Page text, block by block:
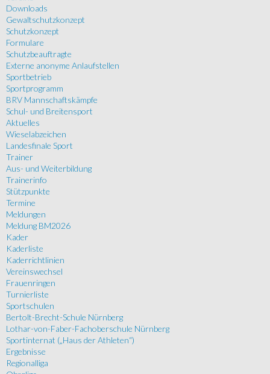
Downloads
Gewaltschutzkonzept
Schutzkonzept
Formulare
Schutzbeauftragte
Externe anonyme Anlaufstellen
Sportbetrieb
Sportprogramm
BRV Mannschaftskämpfe
Schul- und Breitensport
Aktuelles
Wieselabzeichen
Landesfinale Sport
Trainer
Aus- und Weiterbildung
Trainerinfo
Stützpunkte
Termine
Meldungen
Meldung BM2026
Kader
Kaderliste
Kaderrichtlinien
Vereinswechsel
Frauenringen
Turnierliste
Sportschulen
Bertolt-Brecht-Schule Nürnberg
Lothar-von-Faber-Fachoberschule Nürnberg
Sportinternat („Haus der Athleten“)
Ergebnisse
Regionalliga